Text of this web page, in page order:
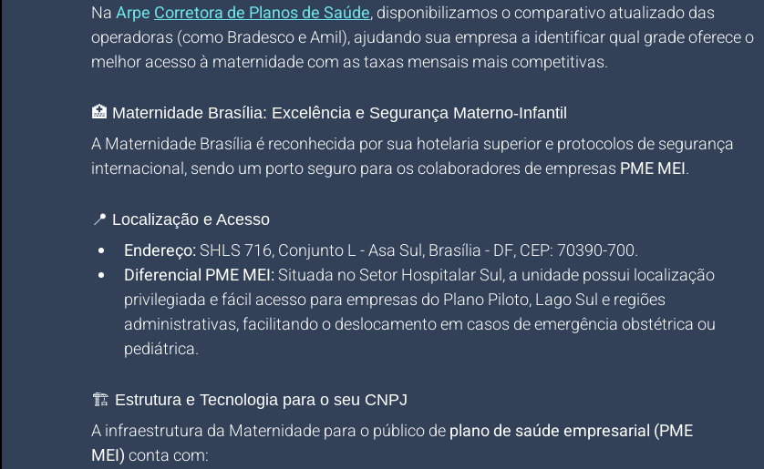
Na Arpe Corretora de Planos de Saúde, disponibilizamos o comparativo atualizado das
operadoras (como Bradesco e Amil), ajudando sua empresa a identificar qual grade oferece o
melhor acesso à maternidade com as taxas mensais mais competitivas.
🏥 Maternidade Brasília: Excelência e Segurança Materno-Infantil
A Maternidade Brasília é reconhecida por sua hotelaria superior e protocolos de segurança
internacional, sendo um porto seguro para os colaboradores de empresas PME MEI.
📍 Localização e Acesso
Endereço: SHLS 716, Conjunto L - Asa Sul, Brasília - DF, CEP: 70390-700.
Diferencial PME MEI: Situada no Setor Hospitalar Sul, a unidade possui localização
privilegiada e fácil acesso para empresas do Plano Piloto, Lago Sul e regiões
administrativas, facilitando o deslocamento em casos de emergência obstétrica ou
pediátrica.
🏗️ Estrutura e Tecnologia para o seu CNPJ
A infraestrutura da Maternidade para o público de plano de saúde empresarial (PME
MEI) conta com: